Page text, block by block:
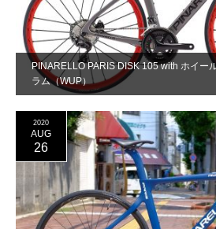
PINARELLO PARIS DISK 105 with ホイー
ラム（WUP）
2020
AUG
26